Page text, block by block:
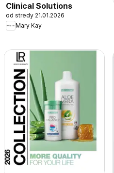
Clinical Solutions
od stredy 21.01.2026
Mary Kay